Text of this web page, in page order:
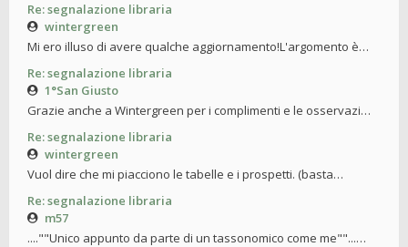
Re: segnalazione libraria
wintergreen
Mi ero illuso di avere qualche aggiornamento!L'argomento è…
Re: segnalazione libraria
1°San Giusto
Grazie anche a Wintergreen per i complimenti e le osservazi…
Re: segnalazione libraria
wintergreen
Vuol dire che mi piacciono le tabelle e i prospetti. (basta…
Re: segnalazione libraria
m57
....""Unico appunto da parte di un tassonomico come me""...…